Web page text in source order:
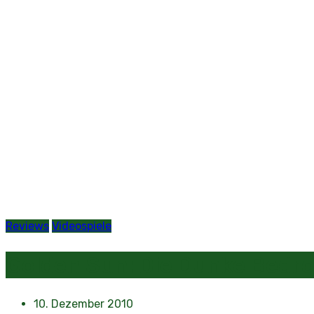
Reviews Videospiele
10. Dezember 2010